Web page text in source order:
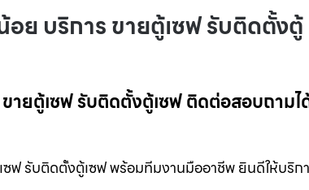
ย บริการ ขายตู้เซฟ รับติดตั้งตู้
ายตู้เซฟ รับติดตั้งตู้เซฟ ติดต่อสอบถาม
ฟ รับติดตั้งตู้เซฟ พร้อมทีมงานมืออาชีพ ยินดีให้บริก